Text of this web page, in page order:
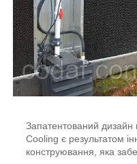
Запатентований
Cooling є результатом
конструювання, яка